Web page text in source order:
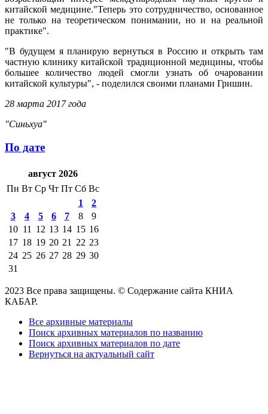
китайской медицине."Теперь это сотрудничество, основанное
не только на теоретическом понимании, но и на реальной
практике".
"В будущем я планирую вернуться в Россию и открыть там
частную клинику китайской традиционной медицины, чтобы
большее количество людей смогли узнать об очаровании
китайской культуры", - поделился своими планами Гришин.
28 марта 2017 года
"Синьхуа"
По дате
август 2026
Пн Вт Ср Чт Пт Сб Вс
1
2
3
4 5 6 7 8
9
10 11 12 13 14 15 16
17 18 19 20 21 22 23
24 25 26 27 28 29 30
31
2023 Все права защищены. © Содержание сайта КНИА
КАБАР.
Все архивные материалы
Поиск архивных материалов по названию
Поиск архивных материалов по дате
Вернуться на актуальный сайт